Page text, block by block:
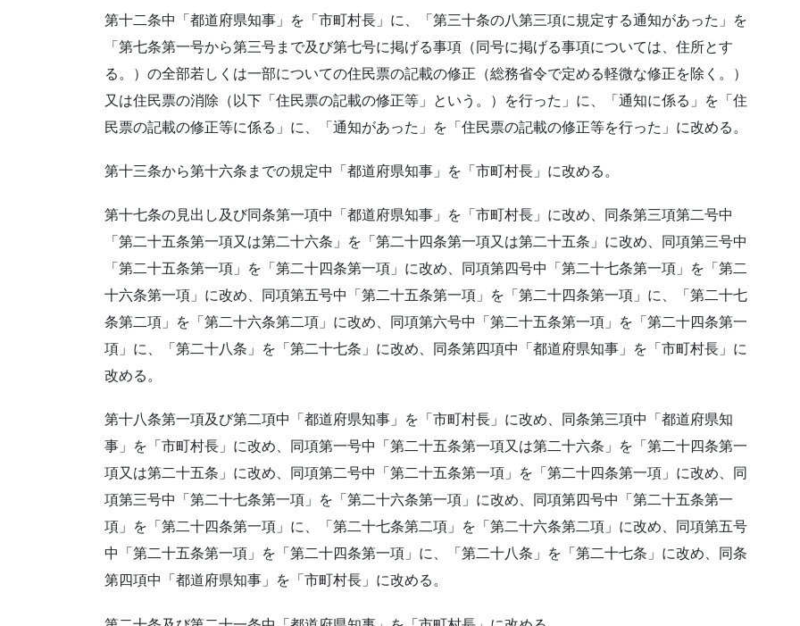
第十二条中「都道府県知事」を「市町村長」に、「第三十条の八第三項に規定する通知があった」を
「第七条第一号から第三号まで及び第七号に掲げる事項（同号に掲げる事項については、住所とす
る。）の全部若しくは一部についての住民票の記載の修正（総務省令で定める軽微な修正を除く。）
又は住民票の消除（以下「住民票の記載の修正等」という。）を行った」に、「通知に係る」を「住
民票の記載の修正等に係る」に、「通知があった」を「住民票の記載の修正等を行った」に改める。
第十三条から第十六条までの規定中「都道府県知事」を「市町村長」に改める。
第十七条の見出し及び同条第一項中「都道府県知事」を「市町村長」に改め、同条第三項第二号中
「第二十五条第一項又は第二十六条」を「第二十四条第一項又は第二十五条」に改め、同項第三号中
「第二十五条第一項」を「第二十四条第一項」に改め、同項第四号中「第二十七条第一項」を「第二
十六条第一項」に改め、同項第五号中「第二十五条第一項」を「第二十四条第一項」に、「第二十七
条第二項」を「第二十六条第二項」に改め、同項第六号中「第二十五条第一項」を「第二十四条第一
項」に、「第二十八条」を「第二十七条」に改め、同条第四項中「都道府県知事」を「市町村長」に
改める。
第十八条第一項及び第二項中「都道府県知事」を「市町村長」に改め、同条第三項中「都道府県知
事」を「市町村長」に改め、同項第一号中「第二十五条第一項又は第二十六条」を「第二十四条第一
項又は第二十五条」に改め、同項第二号中「第二十五条第一項」を「第二十四条第一項」に改め、同
項第三号中「第二十七条第一項」を「第二十六条第一項」に改め、同項第四号中「第二十五条第一
項」を「第二十四条第一項」に、「第二十七条第二項」を「第二十六条第二項」に改め、同項第五号
中「第二十五条第一項」を「第二十四条第一項」に、「第二十八条」を「第二十七条」に改め、同条
第四項中「都道府県知事」を「市町村長」に改める。